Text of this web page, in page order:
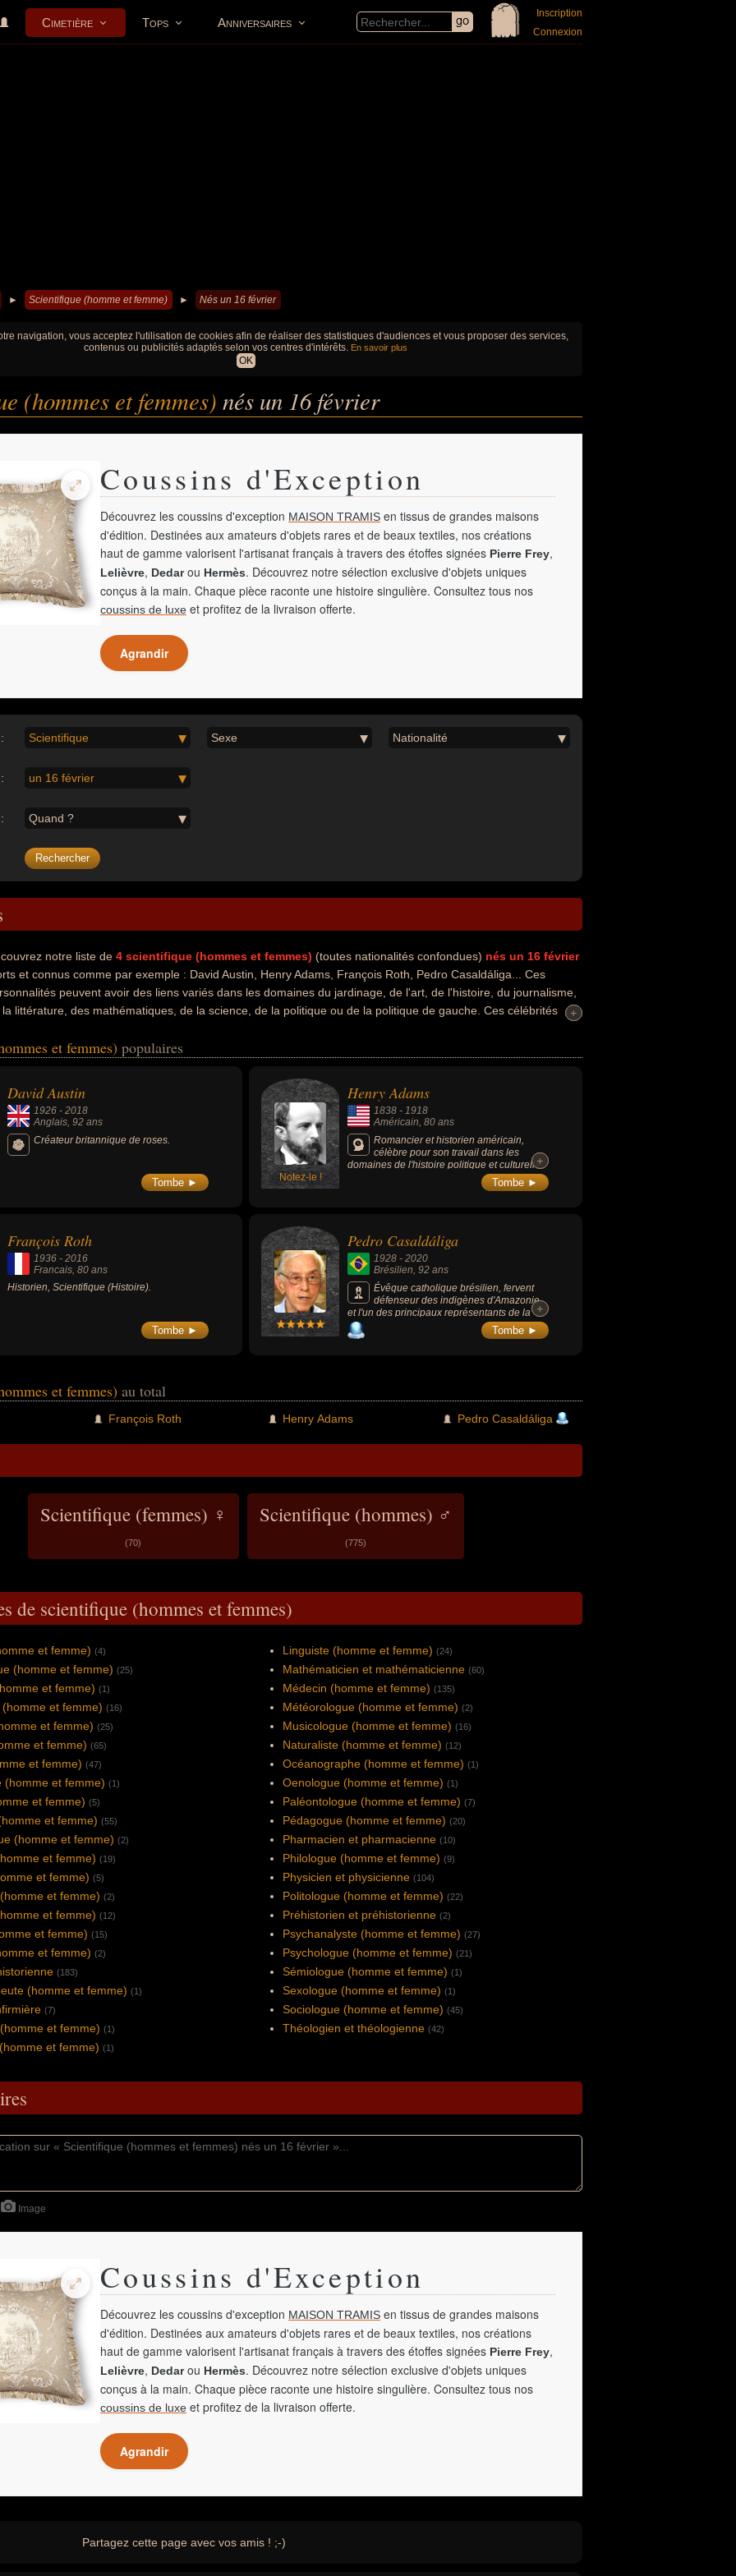
Cimetière Tops Anniversaires
Inscription
Connexion
► Scientifique (homme et femme) ► Nés un 16 février
navigation, vous acceptez l'utilisation de cookies afin de réaliser des statistiques d'audiences et vous proposer des services,
contenus ou publicités adaptés selon vos centres d'intérêts. En savoir plus
OK
(hommes et femmes) nés un 16 février
Coussins d'Exception
Découvrez les coussins d'exception MAISON TRAMIS en tissus de grandes maisons
d'édition. Destinées aux amateurs d'objets rares et de beaux textiles, nos créations
haut de gamme valorisent l'artisanat français à travers des étoffes signées Pierre Frey,
Lelièvre, Dedarou Hermès. Découvrez notre sélection exclusive d'objets uniques
conçus à la main. Chaque pièce raconte une histoire singulière. Consultez tous nos
coussins de luxe et profitez de la livraison offerte.
Agrandir
Scientifique Sexe Nationalité
un 16 février
Quand ?
notre liste de 4 scientifique (hommes et femmes) (toutes nationalités confondues) nés un 16 février
et connus comme par exemple : David Austin, Henry Adams, François Roth, Pedro Casaldáliga... Ces
peuvent avoir des liens variés dans les domaines du jardinage, de l'art, de l'histoire, du journalisme,
la littérature, des mathématiques, de la science, de la politique ou de la politique de gauche. Ces célébrités
romancier, catholique, chrétien, croyant, évêque, homme politique, religieux, socialiste ou théologien.
+
+
et femmes) populaires
David Austin
1926 - 2018
Anglais, 92 ans
Créateur britannique de roses.
Tombe ► Notez-le !
Henry Adams
1838 -1918
Américain, 80 ans
Romancier et historien américain,
célèbre pour son travail dans les
domaines de l'histoire politique et culturelle
américaine du XIXe siècle et pour son livre
"The Education of Henry Adams", qui a
+
+
Tombe ►
François Roth
1936 - 2016
Francais, 80 ans
Historien, Scientifique (Histoire).
Tombe ►
Pedro Casaldáliga
1928 -2020
Brésilien, 92 ans
Évêque catholique brésilien, fervent
défenseur des indigènes d'Amazonie
et l'un des principaux représentants de la
Théologie de la Libération latino-américaine.
+
+
Tombe ►
et femmes) au total
François Roth Henry Adams Pedro Casaldáliga
Scientifique (femmes) ♀
(70)
Scientifique (hommes) ♂
(775)
de scientifique (hommes et femmes)
et femme) (4)
(homme et femme) (25)
et femme) (1)
et femme) (16)
et femme) (25)
et femme) (65)
et femme) (47)
(homme et femme) (1)
et femme) (5)
et femme) (55)
(homme et femme) (2)
et femme) (19)
et femme) (5)
et femme) (2)
et femme) (12)
et femme) (15)
et femme) (2)
(183)
(homme et femme) (1)
(7)
et femme) (1)
et femme) (1)
Linguiste (homme et femme) (24)
Mathématicien et mathématicienne (60)
Médecin (homme et femme) (135)
Météorologue (homme et femme) (2)
Musicologue (homme et femme) (16)
Naturaliste (homme et femme) (12)
Océanographe (homme et femme) (1)
Oenologue (homme et femme) (1)
Paléontologue (homme et femme) (7)
Pédagogue (homme et femme) (20)
Pharmacien et pharmacienne (10)
Philologue (homme et femme) (9)
Physicien et physicienne (104)
Politologue (homme et femme) (22)
Préhistorien et préhistorienne (2)
Psychanalyste (homme et femme) (27)
Psychologue (homme et femme) (21)
Sémiologue (homme et femme) (1)
Sexologue (homme et femme) (1)
Sociologue (homme et femme) (45)
Théologien et théologienne (42)
Image
Coussins d'Exception
Découvrez les coussins d'exception MAISON TRAMIS en tissus de grandes maisons
d'édition. Destinées aux amateurs d'objets rares et de beaux textiles, nos créations
haut de gamme valorisent l'artisanat français à travers des étoffes signées Pierre Frey,
Lelièvre, Dedarou Hermès. Découvrez notre sélection exclusive d'objets uniques
conçus à la main. Chaque pièce raconte une histoire singulière. Consultez tous nos
coussins de luxe et profitez de la livraison offerte.
Agrandir
Partagez cette page avec vos amis ! ;-)